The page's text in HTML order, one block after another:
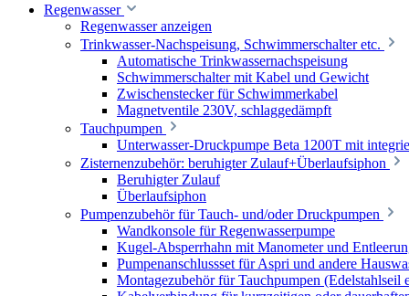
Regenwasser
Regenwasser anzeigen
Trinkwasser-Nachspeisung, Schwimmerschalter etc.
Automatische Trinkwassernachspeisung
Schwimmerschalter mit Kabel und Gewicht
Zwischenstecker für Schwimmerkabel
Magnetventile 230V, schlaggedämpft
Tauchpumpen
Unterwasser-Druckpumpe Beta 1200T mit
Zisternenzubehör: beruhigter Zulauf+Überlaufsiphon
Beruhigter Zulauf
Überlaufsiphon
Pumpenzubehör für Tauch- und/oder Druckpumpen
Wandkonsole für Regenwasserpumpe
Kugel-Absperrhahn mit Manometer und
Pumpenanschlussset für Aspri und andere
Montagezubehör für Tauchpumpen (Edelstahlseil